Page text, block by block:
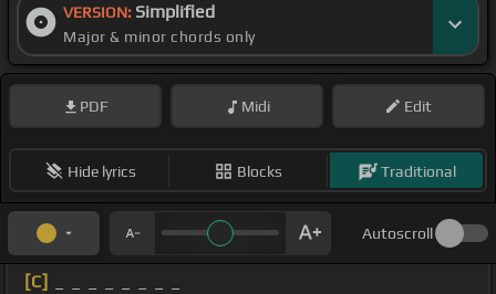
VERSION: Simplified
Major & minor chords only
PDF Midi Edit
Hide lyrics Blocks Traditional
Autoscroll
[C]